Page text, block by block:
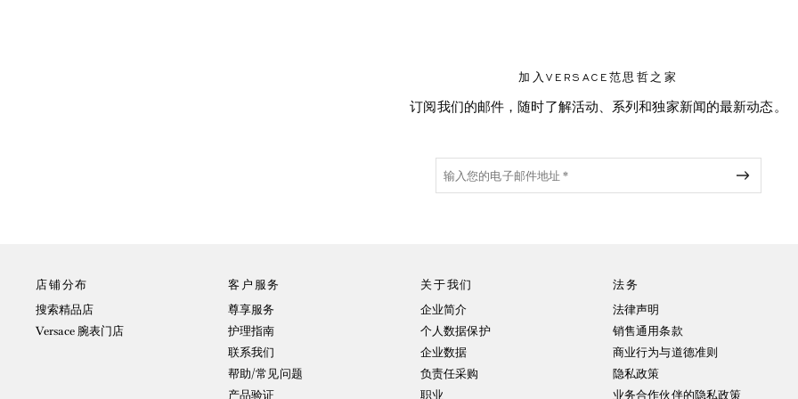
加入VERSACE范思哲之家
订阅我们的邮件，随时了解活动、系列和独家新闻的最新动态。
店铺分布
搜索精品店
Versace 腕表门店
客户服务
尊享服务
护理指南
联系我们
帮助/常见问题
产品验证
关于我们
企业简介
个人数据保护
企业数据
负责任采购
职业
法务
法律声明
销售通用条款
商业行为与道德准则
隐私政策
业务合作伙伴的隐私政策